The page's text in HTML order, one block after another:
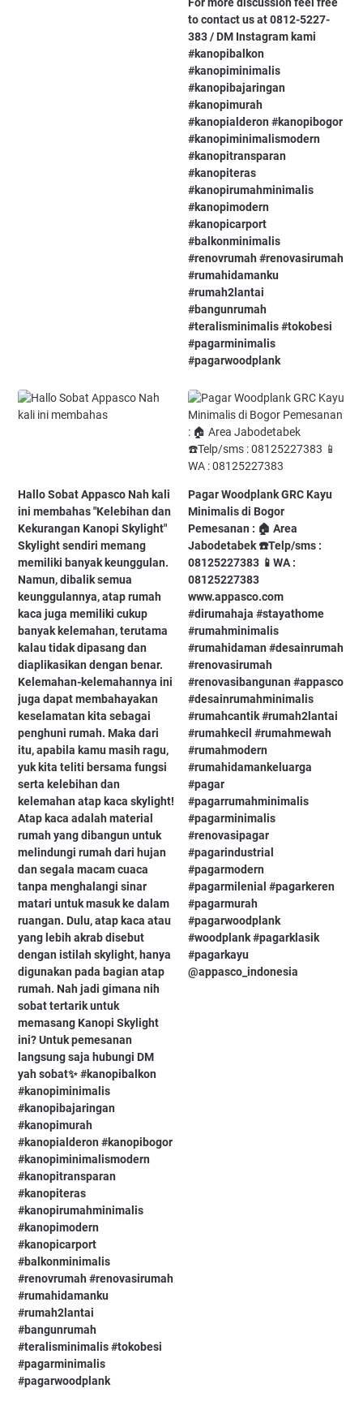
to contact us at 0812-5227-
383 / DM Instagram kami
#kanopibalkon
#kanopiminimalis
#kanopibajaringan
#kanopimurah
#kanopialderon #kanopibogor
#kanopiminimalismodern
#kanopitransparan
#kanopiteras
#kanopirumahminimalis
#kanopimodern
#kanopicarport
#balkonminimalis
#renovrumah #renovasirumah
#rumahidamanku
#rumah2lantai
#bangunrumah
#teralisminimalis #tokobesi
#pagarminimalis
#pagarwoodplank
Hallo Sobat Appasco Nah kali
ini membahas "Kelebihan dan
Kekurangan Kanopi Skylight"
Skylight sendiri memang
memiliki banyak keunggulan.
Namun, dibalik semua
keunggulannya, atap rumah
kaca juga memiliki cukup
banyak kelemahan, terutama
kalau tidak dipasang dan
diaplikasikan dengan benar.
Kelemahan-kelemahannya ini
juga dapat membahayakan
keselamatan kita sebagai
penghuni rumah. Maka dari
itu, apabila kamu masih ragu,
yuk kita teliti bersama fungsi
serta kelebihan dan
kelemahan atap kaca skylight!
Atap kaca adalah material
rumah yang dibangun untuk
melindungi rumah dari hujan
dan segala macam cuaca
tanpa menghalangi sinar
matari untuk masuk ke dalam
ruangan. Dulu, atap kaca atau
yang lebih akrab disebut
dengan istilah skylight, hanya
digunakan pada bagian atap
rumah. Nah jadi gimana nih
sobat tertarik untuk
memasang Kanopi Skylight
ini? Untuk pemesanan
langsung saja hubungi DM
yah sobat✨ #kanopibalkon
#kanopiminimalis
#kanopibajaringan
#kanopimurah
#kanopialderon #kanopibogor
#kanopiminimalismodern
#kanopitransparan
#kanopiteras
#kanopirumahminimalis
#kanopimodern
#kanopicarport
#balkonminimalis
#renovrumah #renovasirumah
#rumahidamanku
#rumah2lantai
#bangunrumah
#teralisminimalis #tokobesi
#pagarminimalis
#pagarwoodplank
Pagar Woodplank GRC Kayu
Minimalis di Bogor⁠
Pemesanan :⁠ 🏠 Area
Jabodetabek⁠ ☎️Telp/sms :
08125227383⁠ 📱WA :
08125227383⁠
www.appasco.com⁠ ⁠
#dirumahaja⁠ #stayathome⁠
#rumahminimalis⁠
#rumahidaman⁠ #desainrumah⁠
#renovasirumah⁠
#renovasibangunan⁠ #appasco⁠
#desainrumahminimalis⁠
#rumahcantik⁠ #rumah2lantai⁠
#rumahkecil⁠ #rumahmewah⁠
#rumahmodern⁠
#rumahidamankeluarga⁠
#pagar⁠
#pagarrumahminimalis⁠
#pagarminimalis⁠
#renovasipagar⁠
#pagarindustrial⁠
#pagarmodern⁠
#pagarmilenial⁠ #pagarkeren⁠
#pagarmurah⁠
#pagarwoodplank⁠
#woodplank⁠ #pagarklasik⁠
#pagarkayu⁠
@appasco_indonesia